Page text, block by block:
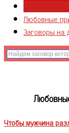
Любовные
Заговоры на
Чтобы мужчина